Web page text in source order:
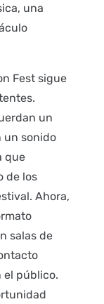
una
Fest sigue
un
un sonido
que
de los
Ahora,
salas de
el público.